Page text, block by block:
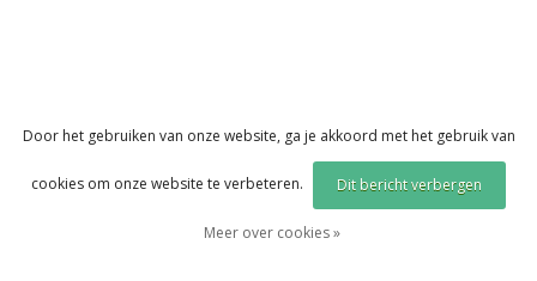
Door het gebruiken van onze website, ga je akkoord met het gebruik van
cookies om onze website te verbeteren. Dit bericht verbergen
Meer over cookies »